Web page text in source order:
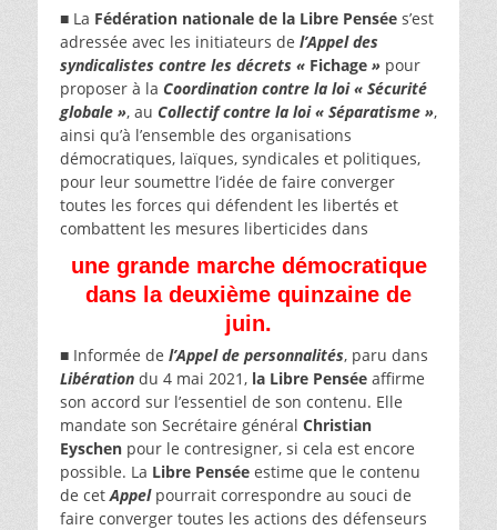
■ La Fédération nationale de la Libre Pensée s’est
adressée avec les initiateurs de l’Appel des
syndicalistes contre les décrets « Fichage » pour
proposer à la Coordination contre la loi « Sécurité
globale », au Collectif contre la loi « Séparatisme »,
ainsi qu’à l’ensemble des organisations
démocratiques, laïques, syndicales et politiques,
pour leur soumettre l’idée de faire converger
toutes les forces qui défendent les libertés et
combattent les mesures liberticides dans
une grande marche démocratique
dans la deuxième quinzaine de
juin.
■ Informée de l’Appel de personnalités, paru dans
Libération du 4 mai 2021, la Libre Pensée affirme
son accord sur l’essentiel de son contenu. Elle
mandate son Secrétaire général Christian
Eyschen pour le contresigner, si cela est encore
possible. La Libre Pensée estime que le contenu
de cetAppelpourrait correspondre au souci de
faire converger toutes les actions des défenseurs